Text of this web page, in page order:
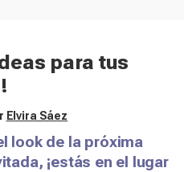
para tus
Elvira Sáez
look de la próxima
¡estás en el lugar